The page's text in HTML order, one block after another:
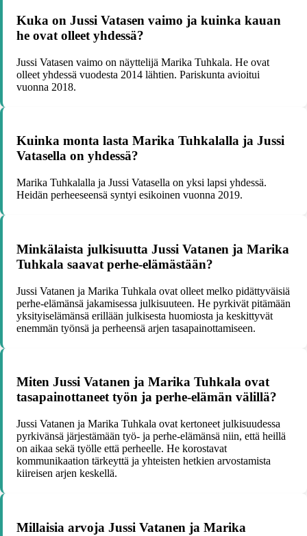
Kuka on Jussi Vatasen vaimo ja kuinka kauan
he ovat olleet yhdessä?
Jussi Vatasen vaimo on näyttelijä Marika Tuhkala. He ovat
olleet yhdessä vuodesta 2014 lähtien. Pariskunta avioitui
vuonna 2018.
Kuinka monta lasta Marika Tuhkalalla ja Jussi
Vatasella on yhdessä?
Marika Tuhkalalla ja Jussi Vatasella on yksi lapsi yhdessä.
Heidän perheeseensä syntyi esikoinen vuonna 2019.
Minkälaista julkisuutta Jussi Vatanen ja Marika
Tuhkala saavat perhe-elämästään?
Jussi Vatanen ja Marika Tuhkala ovat olleet melko pidättyväisiä
perhe-elämänsä jakamisessa julkisuuteen. He pyrkivät pitämään
yksityiselämänsä erillään julkisesta huomiosta ja keskittyvät
enemmän työnsä ja perheensä arjen tasapainottamiseen.
Miten Jussi Vatanen ja Marika Tuhkala ovat
tasapainottaneet työn ja perhe-elämän välillä?
Jussi Vatanen ja Marika Tuhkala ovat kertoneet julkisuudessa
pyrkivänsä järjestämään työ- ja perhe-elämänsä niin, että heillä
on aikaa sekä työlle että perheelle. He korostavat
kommunikaation tärkeyttä ja yhteisten hetkien arvostamista
kiireisen arjen keskellä.
Millaisia arvoja Jussi Vatanen ja Marika